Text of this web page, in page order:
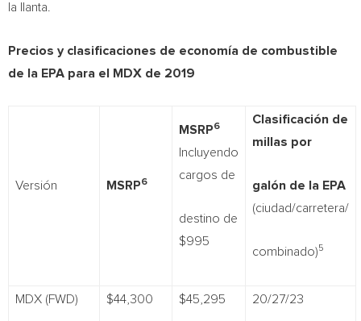
la llanta.
Precios y clasificaciones de economía de combustible
de la EPA para el MDX de 2019
Versión MSRP6
MSRP6
Incluyendo
cargos de
destino de
$995
Clasificación de
millas por
galón de la EPA
(ciudad/carretera/
combinado)5
MDX (FWD) $44,300 $45,295 20/27/23